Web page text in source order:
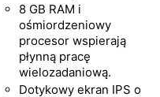
8 GB RAM i
ośmiordzeniowy
procesor wspierają
płynną pracę
wielozadaniową.
Dotykowy ekran IPS o